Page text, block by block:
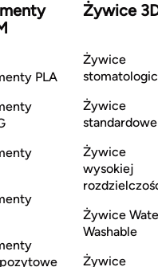
PLA
Żywice
Żywice
Żywice
standardowe
Żywice
wysokiej
Żywice
Washable
Żywice